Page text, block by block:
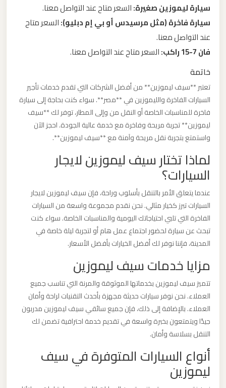
سيارة ليموزين صغيرة:السعر متاح عند التواصل معنا.
سيارة فاخرة (مثل مرسيدس أو بي إم دبليو):السعر متاح
عند التواصل معنا.
فان 7-15 راكب:
السعر متاح عند التواصل معنا.
خاتمة
تعتبر **سيف ليموزين** من أفضل الشركات التي تقدم خدمات تأجير
السيارات الفاخرة والليموزين في **مصر**. سواء كنت بحاجة إلى سيارة
فاخرة للمناسبات الخاصة أو النقل من وإلى المطار، توفر لك **سيف
ليموزين** تجربة مريحة وفاخرة مع خدمة عالية الجودة. احجز الآن
واستمتع بتجربة نقل مريحة وآمنة مع **سيف ليموزين**.
لماذا تختار سيف ليموزين لايجار
السيارات؟
عندما يتعلق الأمر بالتنقل بأسلوب وراحة، فإن سيف ليموزين لايجار
السيارات تبرز كخيار مثالي. نحن نقدم مجموعة واسعة من السيارات
الفاخرة التي تلبي احتياجاتك اليومية والمناسبات الخاصة. سواء كنت
تبحث عن سيارة لحضور اجتماع عمل هام أو لتجربة ليلة خاصة في
المدينة، فإننا نوفر لك أفضل الخيارات بأفضل الأسعار.
مزايا خدمات سيف ليموزين
تتميز سيف ليموزين بخدماتها الموثوقة والمرنة التي تناسب جميع
العملاء. نحن نوفر سيارات حديثة مجهزة بأحدث التقنيات لراحة وأمان
العملاء. بالإضافة إلى ذلك، فإن جميع سائقي سيف ليموزين مدربون
جيدًا ويتمتعون بخبرة واسعة في تقديم خدمة احترافية تضمن لك
التنقل بسلاسة وأمان.
أنواع السيارات المتوفرة في سيف
ليموزين
ليموزين
مطار
الشيخ
ليموزين
مطار
سفنكس
ليموزين
مطار
العرب
والإسكندرية
ليموزين
مطار
العرب
مرسي
مطروح
ليموزين
مطار
العرب